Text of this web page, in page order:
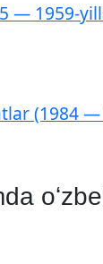
— 1959-
(1984